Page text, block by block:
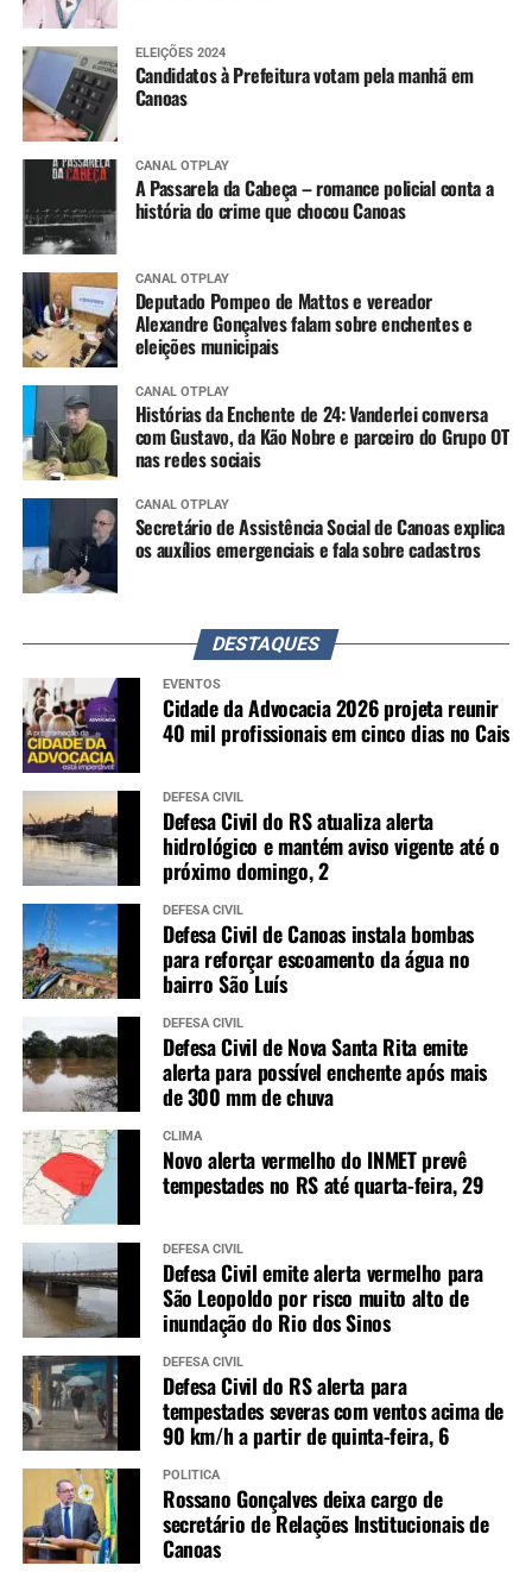
ELEIÇÕES 2024
Candidatos à Prefeitura votam pela manhã em
Canoas
CANAL OTPLAY
A Passarela da Cabeça – romance policial conta a
história do crime que chocou Canoas
CANAL OTPLAY
Deputado Pompeo de Mattos e vereador
Alexandre Gonçalves falam sobre enchentes e
eleições municipais
CANAL OTPLAY
Histórias da Enchente de 24: Vanderlei conversa
com Gustavo, da Kão Nobre e parceiro do Grupo OT
nas redes sociais
CANAL OTPLAY
Secretário de Assistência Social de Canoas explica
os auxílios emergenciais e fala sobre cadastros
DESTAQUES
EVENTOS
Cidade da Advocacia 2026 projeta reunir
40 mil profissionais em cinco dias no Cais
DEFESA CIVIL
Defesa Civil do RS atualiza alerta
hidrológico e mantém aviso vigente até o
próximo domingo, 2
DEFESA CIVIL
Defesa Civil de Canoas instala bombas
para reforçar escoamento da água no
bairro São Luís
DEFESA CIVIL
Defesa Civil de Nova Santa Rita emite
alerta para possível enchente após mais
de 300 mm de chuva
CLIMA
Novo alerta vermelho do INMET prevê
tempestades no RS até quarta-feira, 29
DEFESA CIVIL
Defesa Civil emite alerta vermelho para
São Leopoldo por risco muito alto de
inundação do Rio dos Sinos
DEFESA CIVIL
Defesa Civil do RS alerta para
tempestades severas com ventos acima de
90 km/h a partir de quinta-feira, 6
POLÍTICA
Rossano Gonçalves deixa cargo de
secretário de Relações Institucionais de
Canoas